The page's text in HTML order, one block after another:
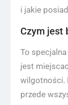
i jakie
Czym jest
To
jest
wilgotności.
przede